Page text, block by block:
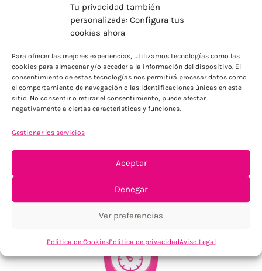
Tu privacidad también
personalizada: Configura tus
cookies ahora
Para ofrecer las mejores experiencias, utilizamos tecnologías como las
cookies para almacenar y/o acceder a la información del dispositivo. El
consentimiento de estas tecnologías nos permitirá procesar datos como
el comportamiento de navegación o las identificaciones únicas en este
sitio. No consentir o retirar el consentimiento, puede afectar
negativamente a ciertas características y funciones.
Gestionar los servicios
Aceptar
Denegar
Ver preferencias
Política de CookiesPolítica de privacidadAviso Legal
ENVÍOS ECONÓMICOS
Para Península, resto consultar
Tu confianza, nuestro objetivo